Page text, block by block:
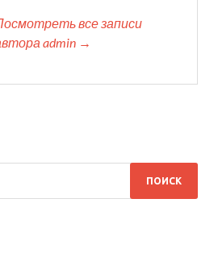
все записи
admin →